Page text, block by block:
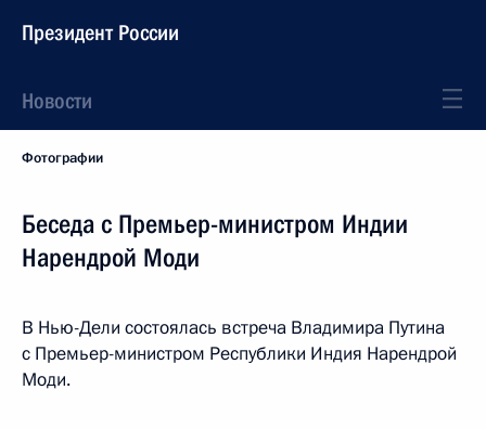
Президент России
Новости
Фотографии
Беседа с Премьер-министром Индии
Нарендрой Моди
В Нью-Дели состоялась встреча Владимира Путина
с Премьер-министром Республики Индия Нарендрой
Моди.